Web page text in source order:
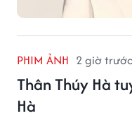
PHIM ẢNH 2 giờ trước
Thân Thúy Hà
Hà